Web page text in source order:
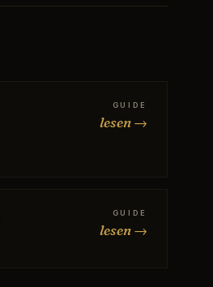
GUIDE
lesen →
GUIDE
lesen →